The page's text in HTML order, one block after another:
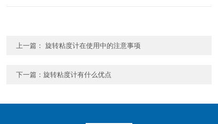
上一篇： 旋转粘度计在使用中的注意事项
下一篇：旋转粘度计有什么优点